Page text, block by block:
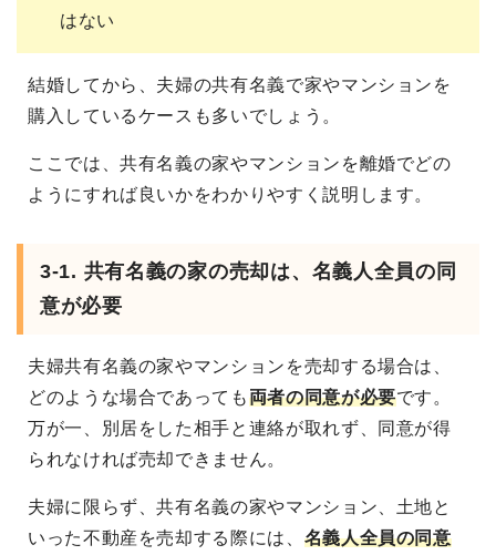
はない
結婚してから、夫婦の共有名義で家やマンションを
購入しているケースも多いでしょう。
ここでは、共有名義の家やマンションを離婚でどの
ようにすれば良いかをわかりやすく説明します。
3-1. 共有名義の家の売却は、名義人全員の同
意が必要
夫婦共有名義の家やマンションを売却する場合は、
どのような場合であっても両者の同意が必要です。
万が一、別居をした相手と連絡が取れず、同意が得
られなければ売却できません。
夫婦に限らず、共有名義の家やマンション、土地と
いった不動産を売却する際には、 名義人全員の同意